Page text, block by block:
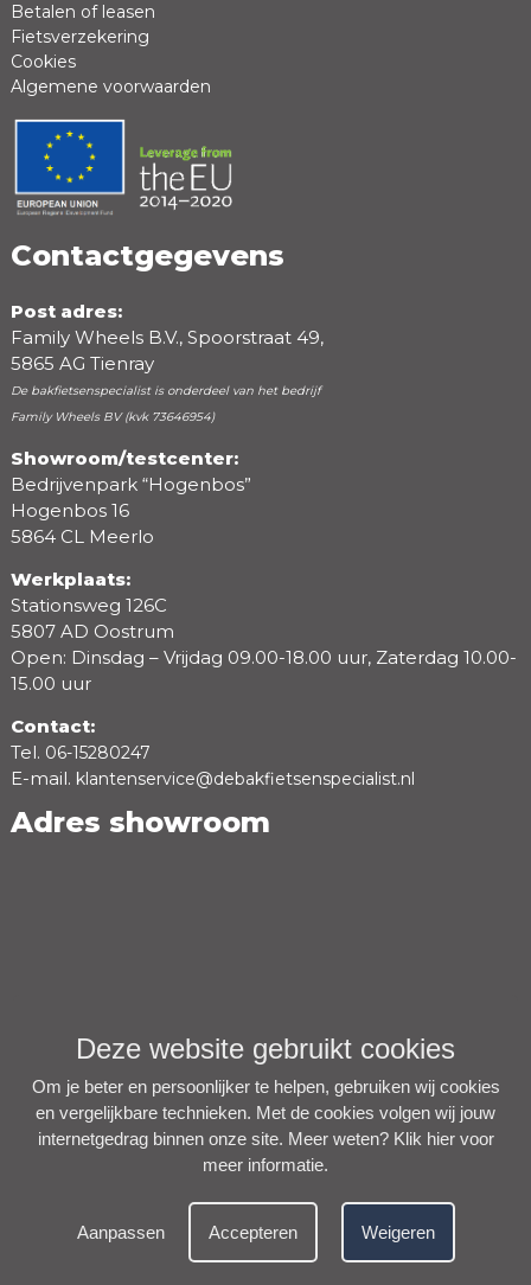
Positieve punten
Beoordeling
Betalen of leasen
Fietsverzekering
Cookies
Algemene voorwaarden
Contactgegevens
Post adres:
Family Wheels B.V., Spoorstraat 49,
5865 AG Tienray
De bakfietsenspecialist is onderdeel van het bedrijf
Family Wheels BV (kvk 73646954)
Showroom/testcenter:
Bedrijvenpark “Hogenbos”
Hogenbos 16
5864 CL Meerlo
Werkplaats:
Stationsweg 126C
5807 AD Oostrum
Open: Dinsdag – Vrijdag 09.00-18.00 uur, Zaterdag 10.00-
15.00 uur
Contact:
Tel. 06-15280247
E-mail. klantenservice@debakfietsenspecialist.nl
Adres showroom
Deze website gebruikt cookies
Om je beter en persoonlijker te helpen, gebruiken wij cookies
en vergelijkbare technieken. Met de cookies volgen wij jouw
internetgedrag binnen onze site. Meer weten? Klik hier voor
meer informatie.
Aanpassen Accepteren Weigeren